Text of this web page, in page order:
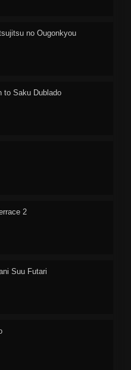
no Ougonkyou
to Saku Dublado
2
Suu Futari